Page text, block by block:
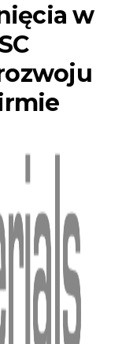
w